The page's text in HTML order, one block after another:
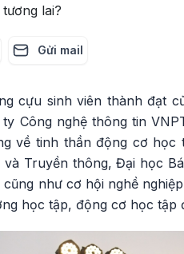
lai?
Gửi mail
cựu sinh viên thành đạt
ty Công nghệ thông tin
về tinh thần động cơ
và Truyền thông, Đại học
cũng như cơ hội nghề
học tập, động cơ học